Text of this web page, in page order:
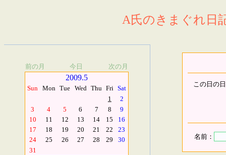
A氏のきまぐれ日
前の月 今日 次の月
2009.5
Sun Mon Tue Wed Thu Fri Sat
1
2
3
4 5 6 7 8
9
10
11 12 13 14 15
16
17
18 19 20 21 22
23
24
25 26 27 28 29
30
31
この日の
名前：